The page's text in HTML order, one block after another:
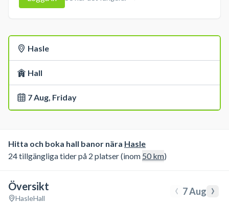
Hasle
Hall
7 Aug, Friday
Hitta och boka hall banor nära Hasle
24 tillgängliga tider på 2 platser (inom 50km)
Översikt
HasleHall ‹ 7 Aug ›